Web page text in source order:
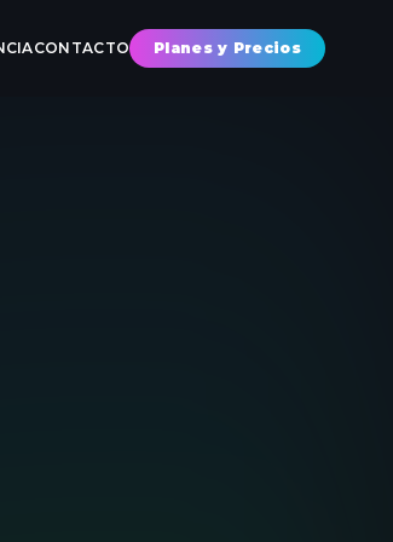
CONTACTO Planes y Precios